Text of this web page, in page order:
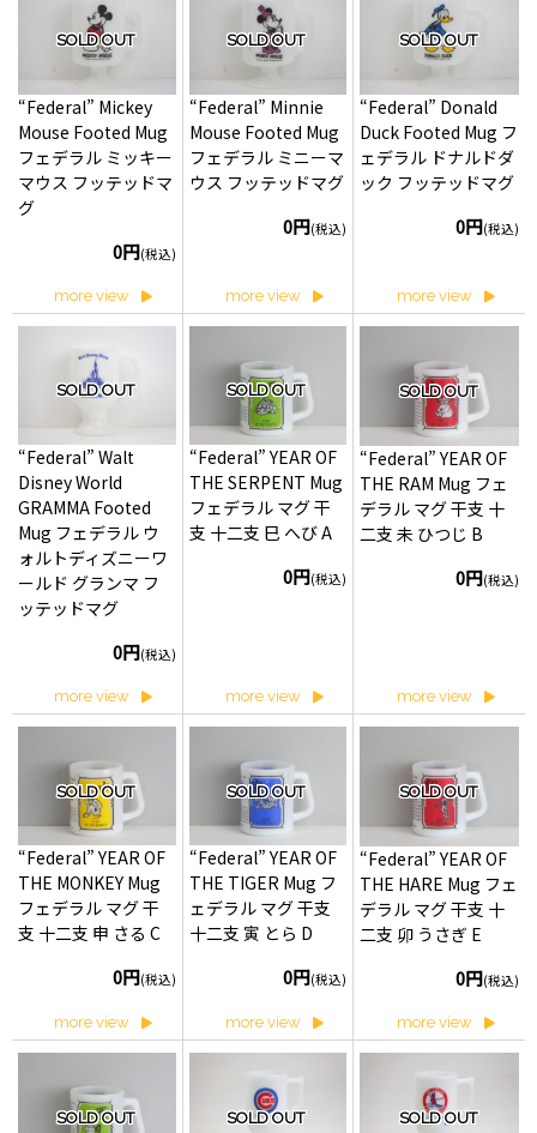
SOLD OUT
“Federal” Mickey
Mouse Footed Mug
フェデラル ミッキー
マウス フッテッドマ
グ
0円(税込)
more view
SOLD OUT
“Federal” Minnie
Mouse Footed Mug
フェデラル ミニーマ
ウス フッテッドマグ
0円(税込)
more view
SOLD OUT
“Federal” Donald
Duck Footed Mug フ
ェデラル ドナルドダ
ック フッテッドマグ
0円(税込)
more view
SOLD OUT
“Federal” Walt
Disney World
GRAMMA Footed
Mug フェデラル ウ
ォルトディズニーワ
ールド グランマ フ
ッテッドマグ
0円(税込)
more view
SOLD OUT
“Federal” YEAR OF
THE SERPENT Mug
フェデラル マグ 干
支 十二支 巳 へび A
0円(税込)
more view
SOLD OUT
“Federal” YEAR OF
THE RAM Mug フェ
デラル マグ 干支 十
二支 未 ひつじ B
0円(税込)
more view
SOLD OUT
“Federal” YEAR OF
THE MONKEY Mug
フェデラル マグ 干
支 十二支 申 さる C
0円(税込)
more view
SOLD OUT
“Federal” YEAR OF
THE TIGER Mug フ
ェデラル マグ 干支
十二支 寅 とら D
0円(税込)
more view
SOLD OUT
“Federal” YEAR OF
THE HARE Mug フェ
デラル マグ 干支 十
二支 卯 うさぎ E
0円(税込)
more view
SOLD OUT SOLD OUT SOLD OUT